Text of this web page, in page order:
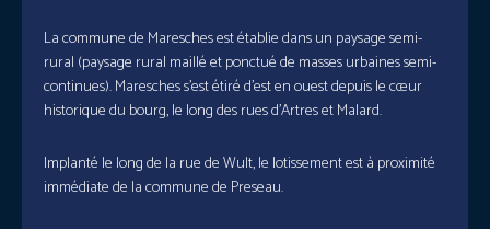
La commune de Maresches est établie dans un paysage semi-
rural (paysage rural maillé et ponctué de masses urbaines semi-
continues). Maresches s’est étiré d’est en ouest depuis le cœur
historique du bourg, le long des rues d’Artres et Malard.
Implanté le long de la rue de Wult, le lotissement est à proximité
immédiate de la commune de Preseau.